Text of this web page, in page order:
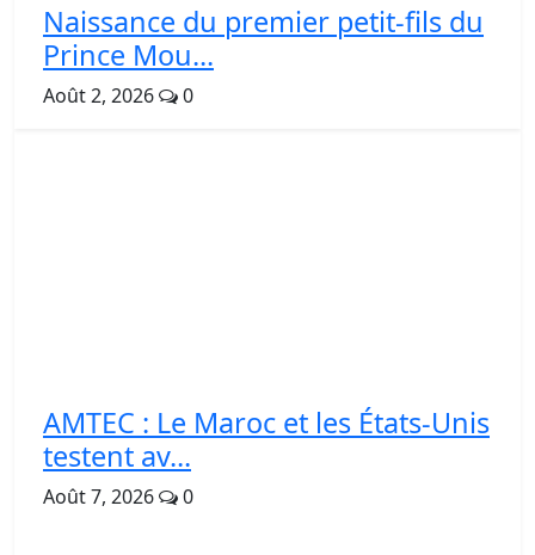
Naissance du premier petit-fils du
Prince Mou...
Août 2, 2026 0
AMTEC : Le Maroc et les États-Unis
testent av...
Août 7, 2026 0